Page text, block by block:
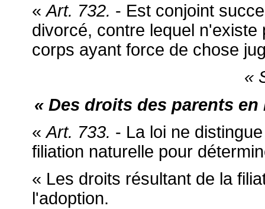
«Art. 732. - Est conjoint
divorcé, contre lequel
corps ayant force de chose
«
« Des droits des parents
«Art. 733. - La loi ne
filiation naturelle pour
« Les droits résultant de la
l'adoption.